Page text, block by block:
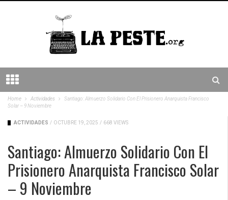
Home Actividades
Santiago: Almuerzo Solidario Con El Prisionero Anarquista Francisco
Solar – 9 Noviembre
ACTIVIDADES / OCTUBRE 19, 2025 / 668 VIEWS
Santiago: Almuerzo Solidario Con El
Prisionero Anarquista Francisco Solar
– 9 Noviembre